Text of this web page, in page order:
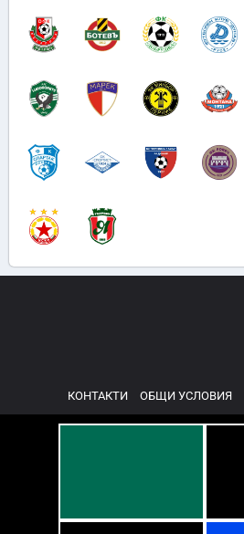
КОНТАКТИ ОБЩИ УСЛОВИЯ